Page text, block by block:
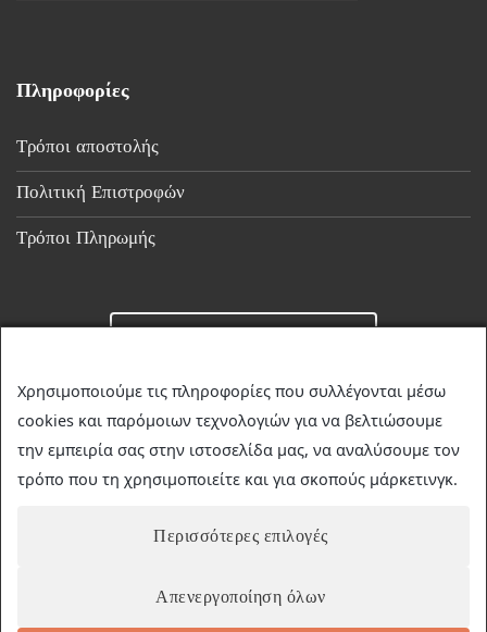
Πληροφορίες
Τρόποι αποστολής
Πολιτική Επιστροφών
Τρόποι Πληρωμής
☎23510 36349
discountstore.gr@gmail.com
Χρησιμοποιούμε τις πληροφορίες που συλλέγονται μέσω
cookies και παρόμοιων τεχνολογιών για να βελτιώσουμε
την εμπειρία σας στην ιστοσελίδα μας, να αναλύσουμε τον
τρόπο που τη χρησιμοποιείτε και για σκοπούς μάρκετινγκ.
Περισσότερες επιλογές
Απενεργοποίηση όλων